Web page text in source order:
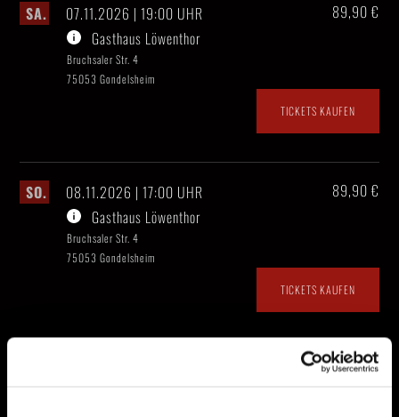
SA.
07.11.2026 | 19:00 UHR
Gasthaus Löwenthor
Bruchsaler Str. 4
75053 Gondelsheim
89,90 €
TICKETS KAUFEN
SO.
08.11.2026 | 17:00 UHR
Gasthaus Löwenthor
Bruchsaler Str. 4
75053 Gondelsheim
89,90 €
TICKETS KAUFEN
79,90 €